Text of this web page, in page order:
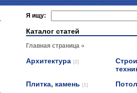
Я ищу:
Каталог статей
Главная страница
Архитектура [2]
Плитка, камень [1]